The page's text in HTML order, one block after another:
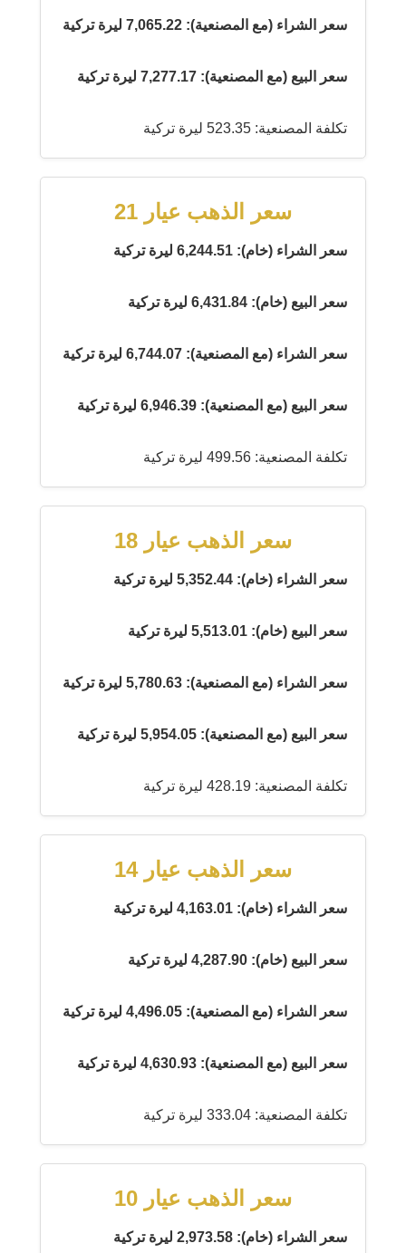
سعر الشراء (مع المصنعية): 7,065.22 ليرة تركية
سعر البيع (مع المصنعية): 7,277.17 ليرة تركية
تكلفة المصنعية: 523.35 ليرة تركية
سعر الذهب عيار 21
سعر الشراء (خام): 6,244.51 ليرة تركية
سعر البيع (خام): 6,431.84 ليرة تركية
سعر الشراء (مع المصنعية): 6,744.07 ليرة تركية
سعر البيع (مع المصنعية): 6,946.39 ليرة تركية
تكلفة المصنعية: 499.56 ليرة تركية
سعر الذهب عيار 18
سعر الشراء (خام): 5,352.44 ليرة تركية
سعر البيع (خام): 5,513.01 ليرة تركية
سعر الشراء (مع المصنعية): 5,780.63 ليرة تركية
سعر البيع (مع المصنعية): 5,954.05 ليرة تركية
تكلفة المصنعية: 428.19 ليرة تركية
سعر الذهب عيار 14
سعر الشراء (خام): 4,163.01 ليرة تركية
سعر البيع (خام): 4,287.90 ليرة تركية
سعر الشراء (مع المصنعية): 4,496.05 ليرة تركية
سعر البيع (مع المصنعية): 4,630.93 ليرة تركية
تكلفة المصنعية: 333.04 ليرة تركية
سعر الذهب عيار 10
سعر الشراء (خام): 2,973.58 ليرة تركية